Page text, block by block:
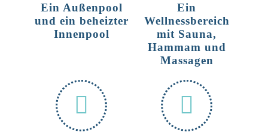
Ein Außenpool
und ein beheizter
Innenpool
Ein
Wellnessbereich
mit Sauna,
Hammam und
Massagen